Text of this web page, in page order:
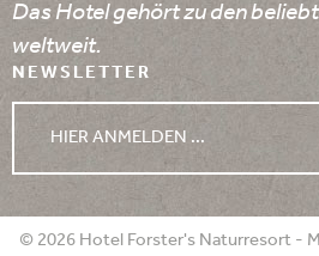
Das Hotel gehört zu den
weltweit.
NEWSLETTER
HIER ANMELDEN ...
WETTER
© 2026 Hotel Forster's Naturresort -